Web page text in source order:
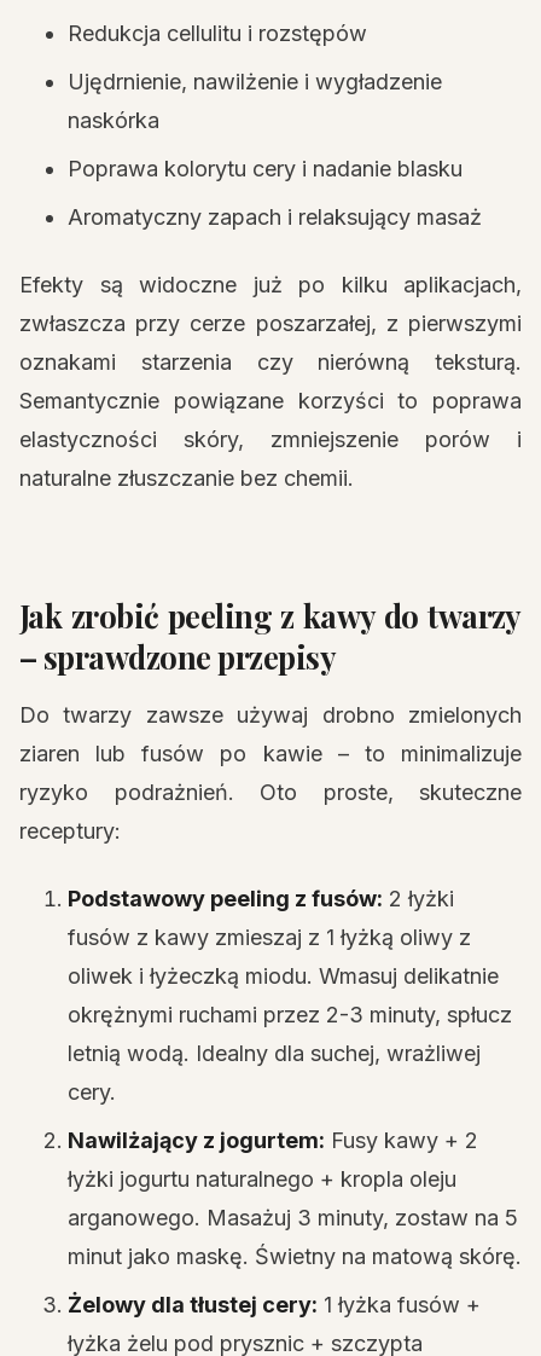
Redukcja cellulitu i rozstępów
Ujędrnienie, nawilżenie i wygładzenie
naskórka
Poprawa kolorytu cery i nadanie blasku
Aromatyczny zapach i relaksujący masaż
Efekty są widoczne już po kilku aplikacjach,
zwłaszcza przy cerze poszarzałej, z pierwszymi
oznakami starzenia czy nierówną teksturą.
Semantycznie powiązane korzyści to poprawa
elastyczności skóry, zmniejszenie porów i
naturalne złuszczanie bez chemii.
Jak zrobić peeling z kawy do twarzy
– sprawdzone przepisy
Do twarzy zawsze używaj drobno zmielonych
ziaren lub fusów po kawie – to minimalizuje
ryzyko podrażnień. Oto proste, skuteczne
receptury:
Podstawowy peeling z fusów: 2 łyżki
fusów z kawy zmieszaj z 1 łyżką oliwy z
oliwek i łyżeczką miodu. Wmasuj delikatnie
okrężnymi ruchami przez 2-3 minuty, spłucz
letnią wodą. Idealny dla suchej, wrażliwej
cery.
Nawilżający z jogurtem: Fusy kawy + 2
łyżki jogurtu naturalnego + kropla oleju
arganowego. Masażuj 3 minuty, zostaw na 5
minut jako maskę. Świetny na matową skórę.
Żelowy dla tłustej cery: 1 łyżka fusów +
łyżka żelu pod prysznic + szczypta